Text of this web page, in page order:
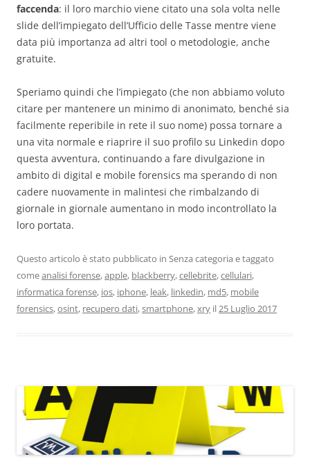
faccenda: il loro marchio viene citato una sola volta nelle
slide dell’impiegato dell’Ufficio delle Tasse mentre viene
data più importanza ad altri tool o metodologie, anche
gratuite.
Speriamo quindi che l’impiegato (che non abbiamo voluto
citare per mantenere un minimo di anonimato, benché sia
facilmente reperibile in rete il suo nome) possa tornare a
una vita normale e riaprire il suo profilo su Linkedin dopo
questa avventura, continuando a fare divulgazione in
ambito di digital e mobile forensics ma sperando di non
cadere nuovamente in malintesi che rimbalzando di
giornale in giornale aumentano in modo incontrollato la
loro portata.
Questo articolo è stato pubblicato in Senza categoria e taggato
comeanalisi forense,apple, blackberry,cellebrite,cellulari,
informatica forense, ios, iphone, leak, linkedin, md5, mobile
forensics,osint, recupero dati,smartphone,xry il25 Luglio 2017